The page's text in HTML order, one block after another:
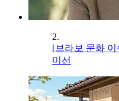
2.
[브라보 문화
미선